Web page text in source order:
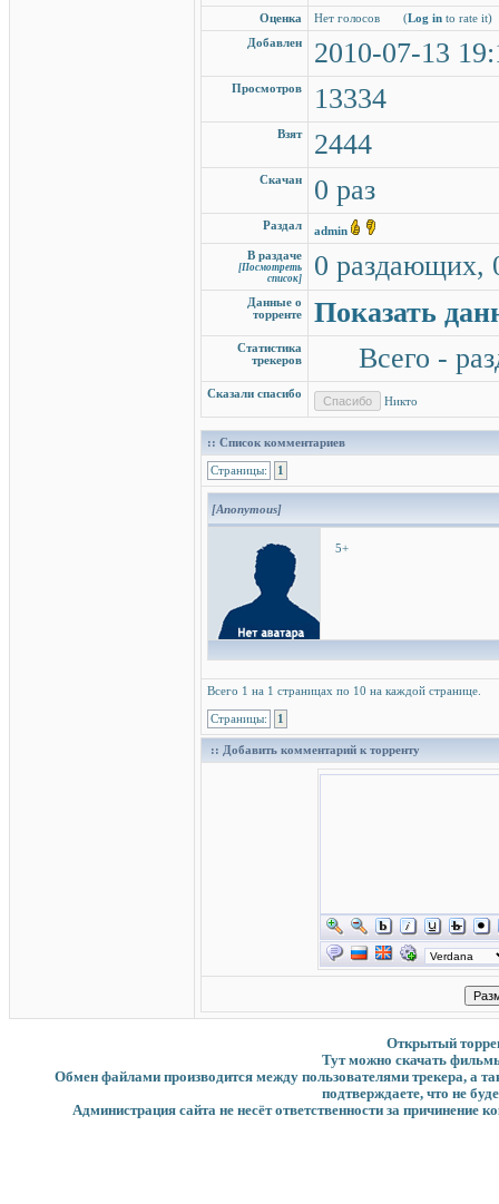
Оценка Нет голосов (Log in to rate it)
Добавлен
2010-07-13
Просмотров 13334
Взят 2444
Скачан 0 раз
Раздал
admin
В раздаче
[Посмотреть
список]
0 раздающих,
Данные о
торренте
Показать
Статистика
трекеров
Всего -
Сказали спасибо
Никто
:: Список комментариев
Страницы: 1
[Anonymous]
5+
Всего 1 на 1 страницах по 10 на каждой странице.
Страницы: 1
:: Добавить комментарий к торренту
Открытый
Тут можно скачать
Обмен файлами производится между пользователями трекера, а
подтверждаете, что не
Администрация сайта не несёт ответственности за причинение